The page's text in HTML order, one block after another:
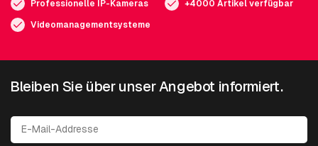
Professionelle IP-Kameras
+4000 Artikel verfügbar
Videomanagementsysteme
Bleiben Sie über unser Angebot informiert.